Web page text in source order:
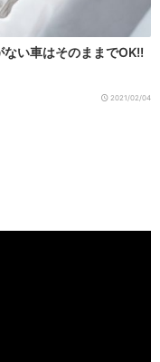
い車はそのままでOK!!
2021/02/04